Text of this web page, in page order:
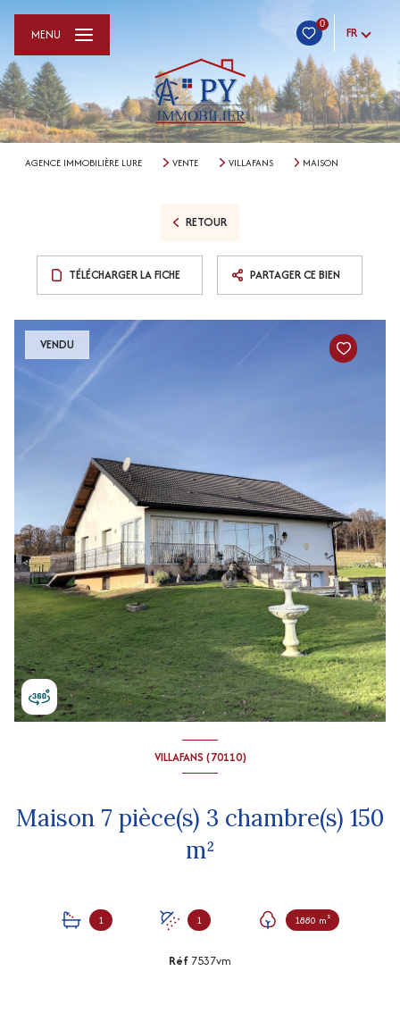
0
FR
MENU
AGENCE IMMOBILIÈRE LURE VENTE VILLAFANS MAISON
RETOUR
TÉLÉCHARGER LA FICHE PARTAGER CE BIEN
VENDU
VILLAFANS (70110)
Maison 7 pièce(s) 3 chambre(s) 150
m²
1 1 1880 m²
Réf 7537vm